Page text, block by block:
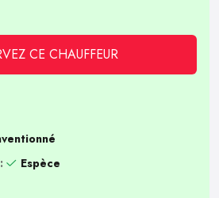
CE CHAUFFEUR
Espèce